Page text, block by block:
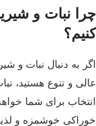
چرا نبات و
کنیم؟
اگر به دنبال نبات و
عالی و تنوع هستید،
انتخاب برای شما
خوراکی خوشمزه و